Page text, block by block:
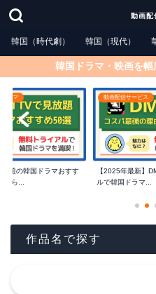
動画配
韓国（時代劇） 韓国（現代）
韓国ドラマ・映画を
ラマ
放題の韓国ドラマおすす
たら...
動画配信サービス
【2025年最新】
ルで韓国ドラマ...
作品名で探す